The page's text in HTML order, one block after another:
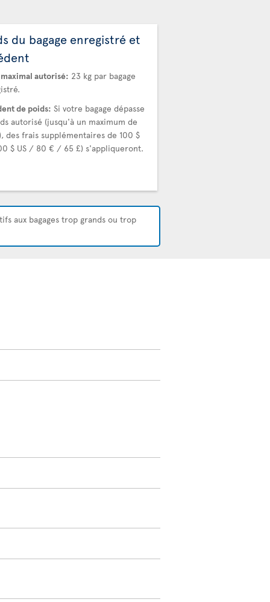
du bagage enregistré et
autorisé: 23 kg par bagage
de poids: Si votre bagage dépasse
autorisé (jusqu'à un maximum de
des frais supplémentaires de 100 $
$ US / 80 € / 65 £) s'appliqueront.
aux bagages trop grands ou trop